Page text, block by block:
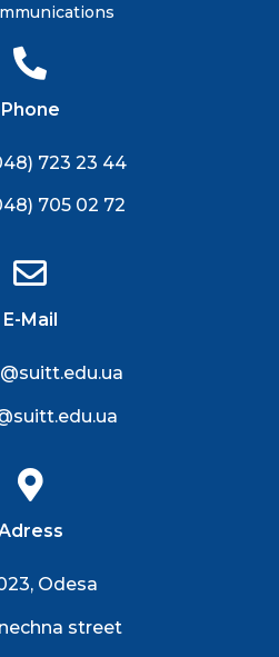
Phone
723 23 44
705 02 72
E-Mail
Odesa
street